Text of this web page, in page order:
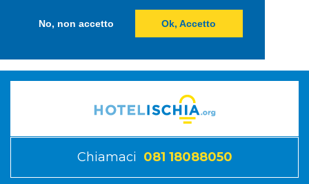
No, non accetto Ok, Accetto
Chiamaci 081 18088050